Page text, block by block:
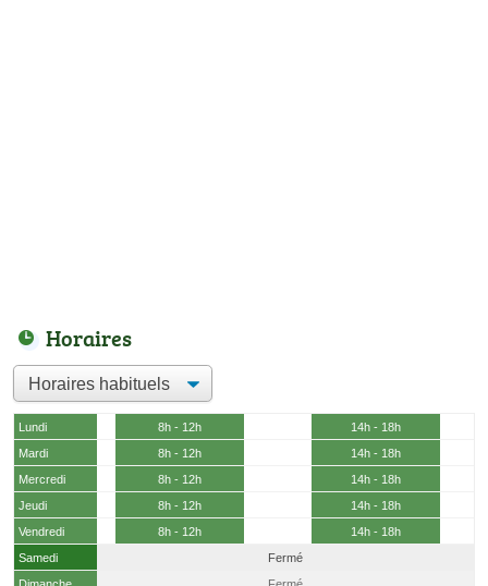
Horaires
Lundi 8h - 12h
14h - 18h
Mardi
8h - 12h
14h - 18h
Mercredi
8h - 12h
14h - 18h
Jeudi
8h - 12h
14h - 18h
Vendredi
8h - 12h
14h - 18h
Samedi
Fermé
Dimanche
Fermé